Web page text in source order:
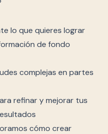
lo que quieres lograr
de fondo
complejas en partes
refinar y mejorar tus
cómo crear